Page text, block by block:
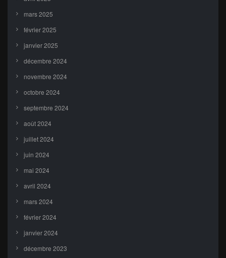
mars 2025
février 2025
janvier 2025
décembre 2024
novembre 2024
octobre 2024
septembre 2024
août 2024
juillet 2024
juin 2024
mai 2024
avril 2024
mars 2024
février 2024
janvier 2024
décembre 2023